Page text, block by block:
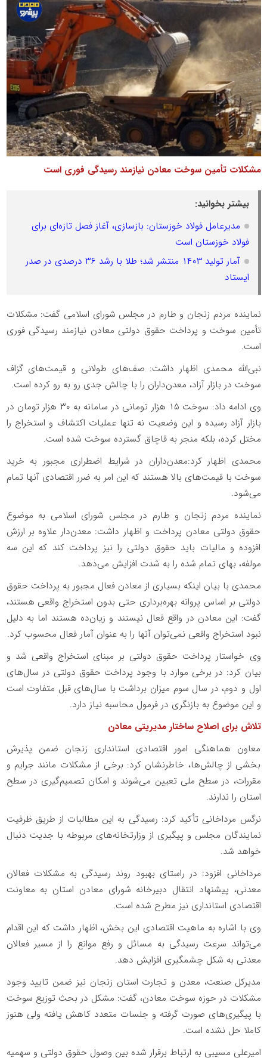
مشکلات تأمین سوخت معادن نیازمند رسیدگی فوری است
بیشتر بخوانید:
مدیرعامل فولاد خوزستان: بازسازی، آغاز فصل تازه‌ای برای
فولاد خوزستان است
آمار تولید ۱۴۰۳ منتشر شد؛ طلا با رشد ۳۶ درصدی در صدر
ایستاد
نماینده مردم زنجان و طارم در مجلس شورای اسلامی گفت: مشکلات
تأمین سوخت و پرداخت حقوق دولتی معادن نیازمند رسیدگی فوری
است.
نبی‌الله محمدی اظهار داشت: صف‌های طولانی و قیمت‌های گزاف
سوخت در بازار آزاد، معدن‌داران را با چالش جدی رو به رو کرده است.
وی ادامه داد: سوخت ۱۵ هزار تومانی در سامانه به ۳۰ هزار تومان در
بازار آزاد رسیده و این وضعیت نه تنها عملیات اکتشاف و استخراج را
مختل کرده، بلکه منجر به قاچاق گسترده سوخت شده است.
محمدی اظهار کرد:معدن‌داران در شرایط اضطراری مجبور به خرید
سوخت با قیمت‌های بالا هستند که این امر به ضرر اقتصادی آنها تمام
می‌شود.
نماینده مردم زنجان و طارم در مجلس شورای اسلامی به موضوع
حقوق دولتی معادن پرداخت و اظهار داشت: معدن‌دار علاوه بر ارزش
افزوده و مالیات باید حقوق دولتی را نیز پرداخت کند که این سه
مولفه، بهای تمام شده را به شدت افزایش می‌دهد.
محمدی با بیان اینکه بسیاری از معادن فعال مجبور به پرداخت حقوق
دولتی بر اساس پروانه بهره‌برداری حتی بدون استخراج واقعی هستند،
گفت: این معادن در واقع فعال نیستند و زیان‌ده هستند اما به دلیل
نبود استخراج واقعی نمی‌توان آنها را به عنوان آمار فعال محسوب کرد.
وی خواستار پرداخت حقوق دولتی بر مبنای استخراج واقعی شد و
بیان کرد: در برخی موارد با وجود پرداخت حقوق دولتی در سال‌های
اول و دوم، در سال سوم میزان برداشت با سال‌های قبل متفاوت است
و این موضوع به بازنگری در فرمول محاسبه نیاز دارد.
تلاش برای اصلاح ساختار مدیریتی معادن
معاون هماهنگی امور اقتصادی استانداری زنجان ضمن پذیرش
بخشی از چالش‌ها، خاطرنشان کرد: برخی از مشکلات مانند جرایم و
مقررات، در سطح ملی تعیین می‌شوند و امکان تصمیم‌گیری در سطح
استان را ندارند.
نرگس مرداخانی تأکید کرد: رسیدگی به این مطالبات از طریق ظرفیت
نمایندگان مجلس و پیگیری از وزارتخانه‌های مربوطه با جدیت دنبال
خواهد شد.
مرداخانی افزود: در راستای بهبود روند رسیدگی به مشکلات فعالان
معدنی، پیشنهاد انتقال دبیرخانه شورای معادن استان به معاونت
اقتصادی استانداری نیز مطرح شده است.
وی با اشاره به ماهیت اقتصادی این بخش، اظهار داشت که این اقدام
می‌تواند سرعت رسیدگی به مسائل و رفع موانع را از مسیر فعالان
معدنی به شکل چشمگیری افزایش دهد.
مدیرکل صنعت، معدن و تجارت استان زنجان نیز ضمن تایید وجود
مشکلات در حوزه سوخت معادن، گفت: مشکل در بحث توزیع سوخت
با پیگیری‌های صورت گرفته و جلسات متعدد کاهش یافته ولی هنوز
کاملا حل نشده است.
امیرعلی مسیبی به ارتباط برقرار شده بین وصول حقوق دولتی و سهمیه